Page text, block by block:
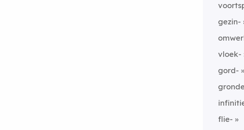
gezin-
vloek-
gord-
flie-